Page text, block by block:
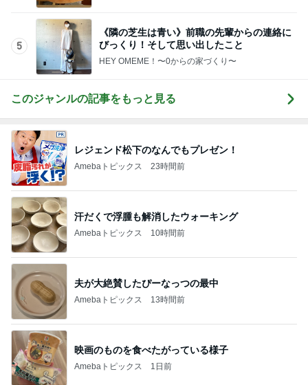
5
《隣の芝生は青い》前職の先輩からの連絡に
びっくり！そして思い出したこと
HEY OMEME！〜0からの家づくり〜
このジャンルの記事をもっと見る
レジェンド松下のなんでもプレゼン！
Amebaトピックス 23時間前
汗だくで浮腫も解消したウォーキング
Amebaトピックス 10時間前
夫が大絶賛したぴーなっつの最中
Amebaトピックス 13時間前
映画のものを食べたがっている様子
Amebaトピックス 1日前